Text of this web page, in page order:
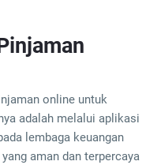
online untuk
adalah melalui aplikasi
lembaga keuangan
aman dan terpercaya